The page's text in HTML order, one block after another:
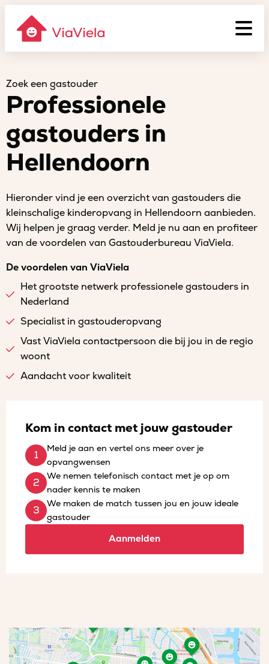
Zoek een gastouder
Professionele
gastouders in
Hellendoorn
Hieronder vind je een overzicht van gastouders die
kleinschalige kinderopvang in Hellendoorn aanbieden.
Wij helpen je graag verder. Meld je nu aan en profiteer
van de voordelen van Gastouderbureau ViaViela.
De voordelen van ViaViela
Het grootste netwerk professionele gastouders in
Nederland
Specialist in gastouderopvang
Vast ViaViela contactpersoon die bij jou in de regio
woont
Aandacht voor kwaliteit
Kom in contact met jouw gastouder
Meld je aan en vertel ons meer over je
opvangwensen
We nemen telefonisch contact met je op om
nader kennis te maken
We maken de match tussen jou en jouw ideale
gastouder
Aanmelden